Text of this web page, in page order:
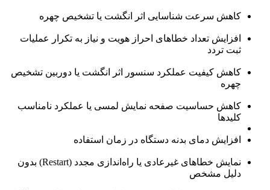
کاهش سرعت شناسایی اثر انگشت یا تشخیص چهره
افزایش تعداد خطاهای احراز هویت و نیاز به تکرار عملیات
ثبت تردد
کاهش کیفیت عملکرد سنسور اثر انگشت یا دوربین تشخیص
چهره
کاهش حساسیت صفحه نمایش لمسی یا عملکرد نامناسب
کلیدها
افزایش دمای بدنه دستگاه در زمان استفاده
نمایش خطاهای غیرعادی یا راه‌اندازی مجدد (Restart) بدون
دلیل مشخص